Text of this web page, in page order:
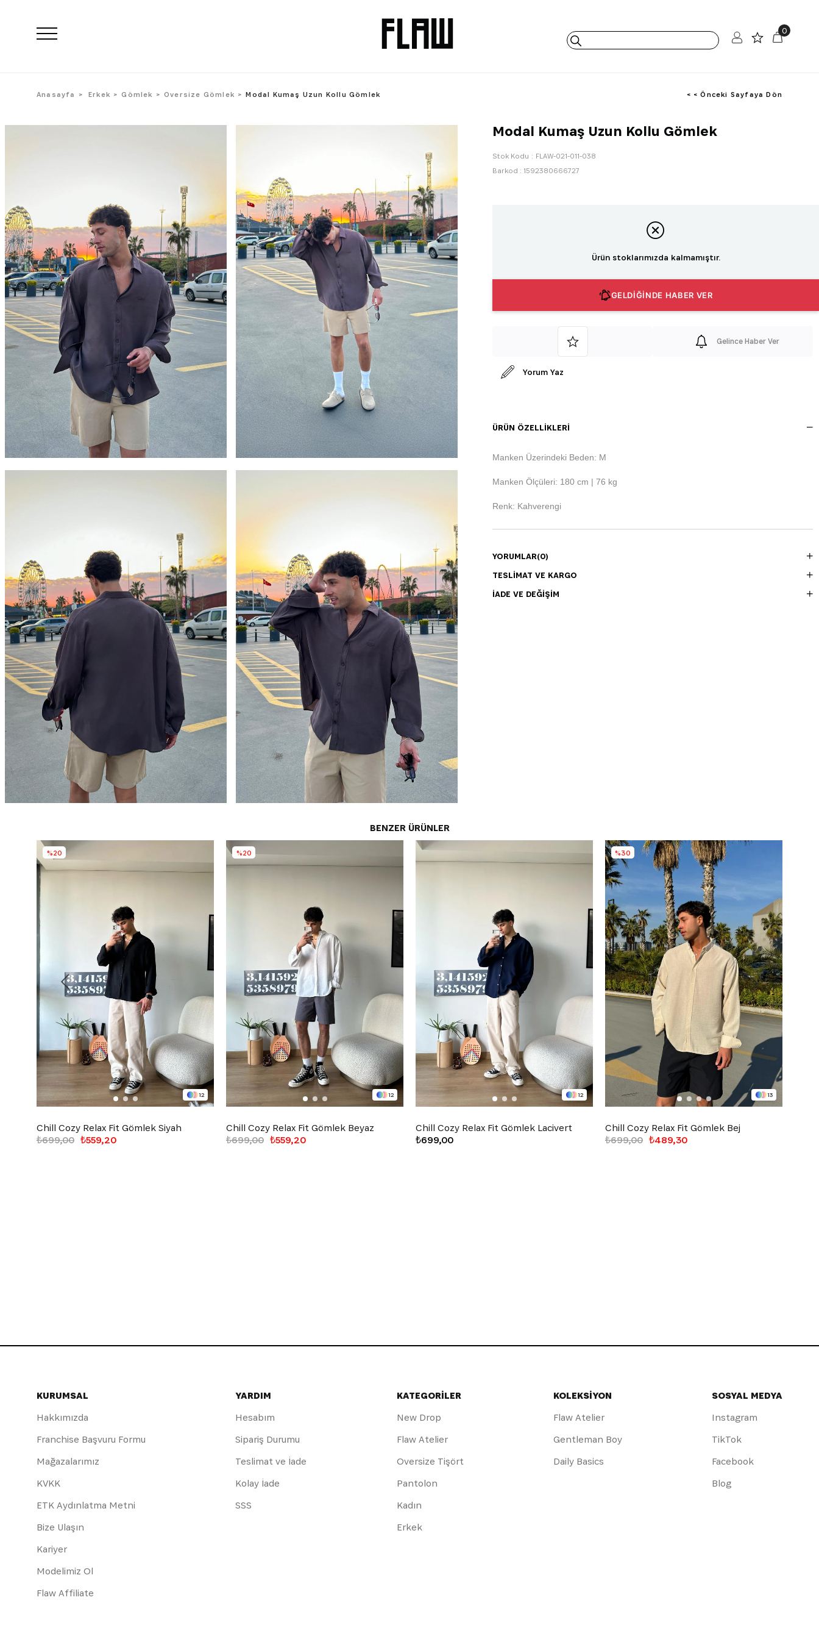
0
Anasayfa Erkek Gömlek Oversize Gömlek Modal Kumaş Uzun Kollu Gömlek < < Önceki Sayfaya Dön
Modal Kumaş Uzun Kollu Gömlek
Stok Kodu
FLAW-021-011-038
Barkod : 1592380666727
Ürün stoklarımızda kalmamıştır.
GELDİĞİNDE HABER VER
Gelince Haber Ver
Yorum Yaz
ÜRÜN ÖZELLIKLERI
Manken Üzerindeki Beden: M
Manken Ölçüleri: 180 cm | 76 kg
Renk: Kahverengi
YORUMLAR(0)
TESLIMAT VE KARGO
İADE VE DEĞIŞIM
BENZER ÜRÜNLER
12
Chill Cozy Relax Fit Gömlek Siyah
₺559,20
₺699,00
%20
12
Chill Cozy Relax Fit Gömlek Beyaz
₺559,20
₺699,00
%20
12
Chill Cozy Relax Fit Gömlek Lacivert
₺699,00
13
Chill Cozy Relax Fit Gömlek Bej
₺489,30
₺699,00
%30
KURUMSAL
Hakkımızda
Franchise Başvuru Formu
Mağazalarımız
KVKK
ETK Aydınlatma Metni
Bize Ulaşın
Kariyer
Modelimiz Ol
Flaw Affiliate
YARDIM
Hesabım
Sipariş Durumu
Teslimat ve İade
Kolay İade
SSS
KATEGORİLER
New Drop
Flaw Atelier
Oversize Tişört
Pantolon
Kadın
Erkek
KOLEKSİYON
Flaw Atelier
Gentleman Boy
Daily Basics
SOSYAL MEDYA
Instagram
TikTok
Facebook
Blog